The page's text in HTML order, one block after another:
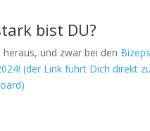
bist DU?
heraus, und zwar bei den
(der Link führt Dich direkt